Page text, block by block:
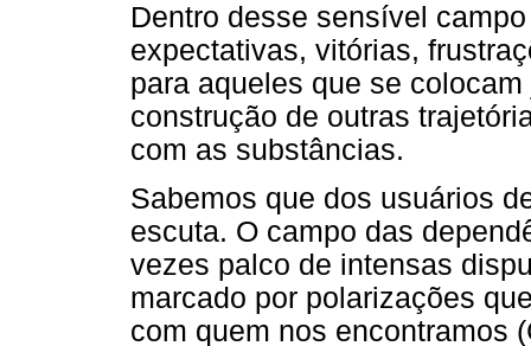
Dentro desse sensível
expectativas, vitórias,
para aqueles que se
construção de outras
com as substâncias.
Sabemos que dos usuários
escuta. O campo das
vezes palco de intensas
marcado por polarizações
com quem nos encontramos